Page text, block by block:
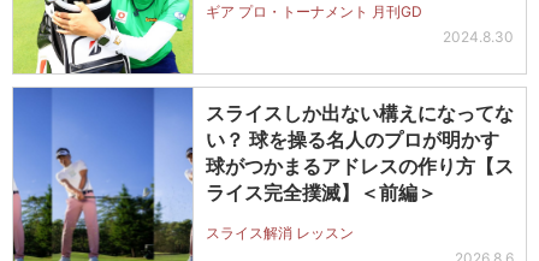
ギア プロ・トーナメント 月刊GD
2024.8.30
スライスしか出ない構えになってな
い？ 球を操る名人のプロが明かす
球がつかまるアドレスの作り方【ス
ライス完全撲滅】＜前編＞
スライス解消 レッスン